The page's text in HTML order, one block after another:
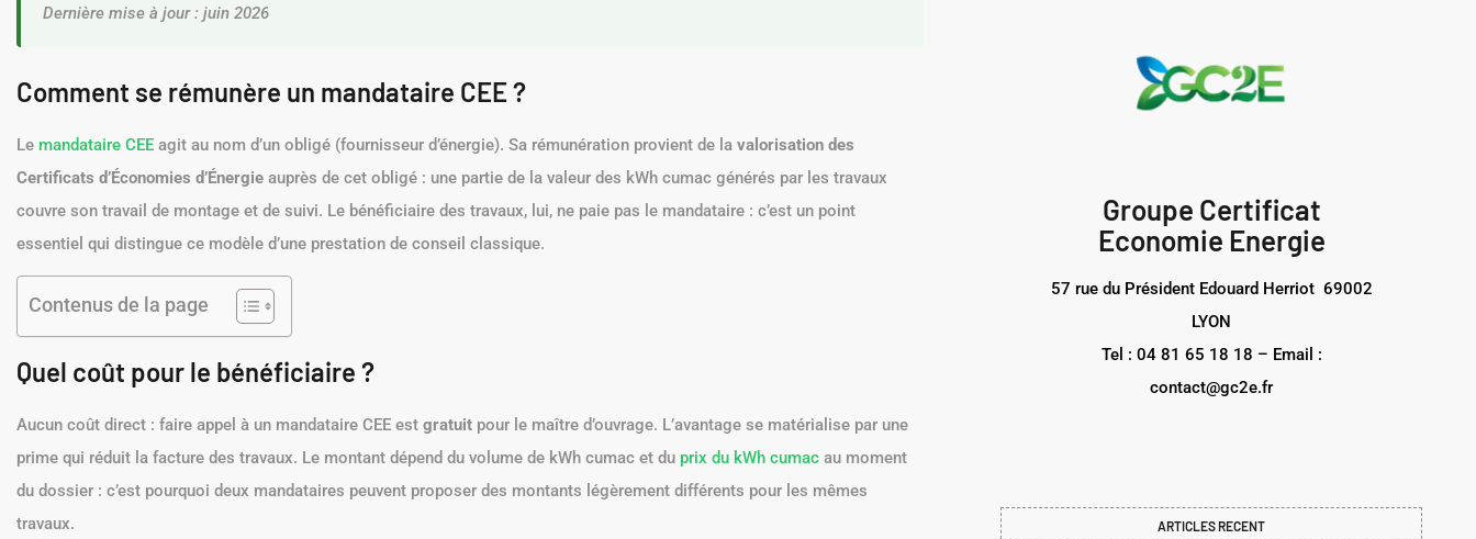
Dernière mise à jour : juin 2026
Comment se rémunère un mandataire CEE ?
Le mandataire CEE agit au nom d’un obligé (fournisseur d’énergie). Sa rémunération provient de la valorisation des
Certificats d’Économies d’Énergie auprès de cet obligé : une partie de la valeur des kWh cumac générés par les travaux
couvre son travail de montage et de suivi. Le bénéficiaire des travaux, lui, ne paie pas le mandataire : c’est un point
essentiel qui distingue ce modèle d’une prestation de conseil classique.
Contenus de la page
Quel coût pour le bénéficiaire ?
Aucun coût direct : faire appel à un mandataire CEE est gratuit pour le maître d’ouvrage. L’avantage se matérialise par une
prime qui réduit la facture des travaux. Le montant dépend du volume de kWh cumac et du prix du kWh cumac au moment
du dossier : c’est pourquoi deux mandataires peuvent proposer des montants légèrement différents pour les mêmes
travaux.
Groupe Certificat
Economie Energie
57 rue du Président Edouard Herriot 69002
LYON
Tel : 04 81 65 18 18 – Email :
contact@gc2e.fr
ARTICLES RECENT